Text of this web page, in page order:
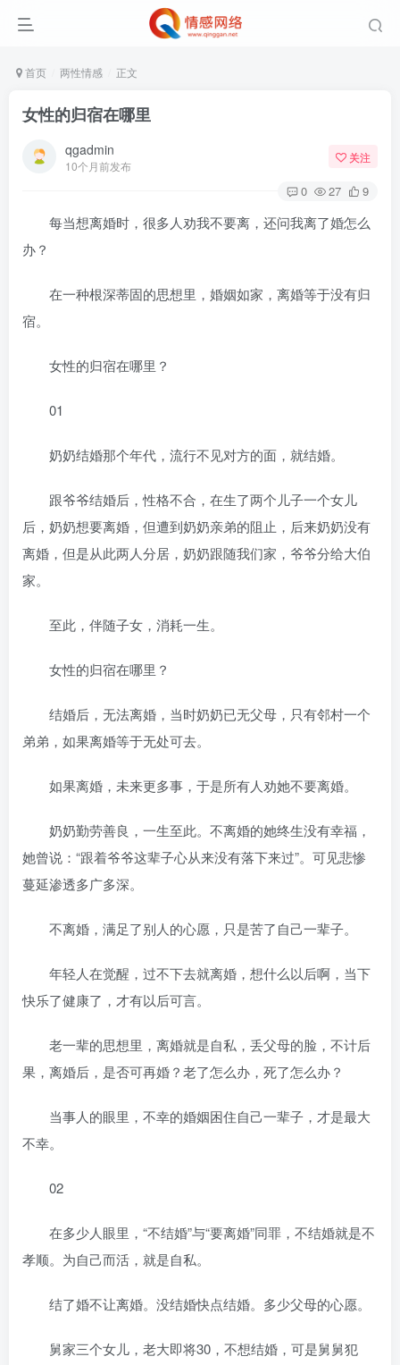
首页 两性情感 正文
女性的归宿在哪里
qgadmin
10个月前发布
关注
0 27 9
每当想离婚时，很多人劝我不要离，还问我离了婚怎么
办？
在一种根深蒂固的思想里，婚姻如家，离婚等于没有归
宿。
女性的归宿在哪里？
01
奶奶结婚那个年代，流行不见对方的面，就结婚。
跟爷爷结婚后，性格不合，在生了两个儿子一个女儿
后，奶奶想要离婚，但遭到奶奶亲弟的阻止，后来奶奶没有
离婚，但是从此两人分居，奶奶跟随我们家，爷爷分给大伯
家。
至此，伴随子女，消耗一生。
女性的归宿在哪里？
结婚后，无法离婚，当时奶奶已无父母，只有邻村一个
弟弟，如果离婚等于无处可去。
如果离婚，未来更多事，于是所有人劝她不要离婚。
奶奶勤劳善良，一生至此。不离婚的她终生没有幸福，
她曾说：“跟着爷爷这辈子心从来没有落下来过”。可见悲惨
蔓延渗透多广多深。
不离婚，满足了别人的心愿，只是苦了自己一辈子。
年轻人在觉醒，过不下去就离婚，想什么以后啊，当下
快乐了健康了，才有以后可言。
老一辈的思想里，离婚就是自私，丢父母的脸，不计后
果，离婚后，是否可再婚？老了怎么办，死了怎么办？
当事人的眼里，不幸的婚姻困住自己一辈子，才是最大
不幸。
02
在多少人眼里，“不结婚”与“要离婚”同罪，不结婚就是不
孝顺。为自己而活，就是自私。
结了婚不让离婚。没结婚快点结婚。多少父母的心愿。
舅家三个女儿，老大即将30，不想结婚，可是舅舅犯